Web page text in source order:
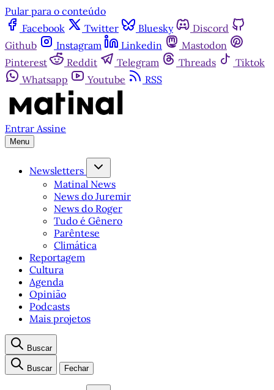
Pular para o conteúdo
Facebook
Twitter Bluesky
Discord
Github
Instagram Linkedin
Mastodon
Pinterest
Reddit Telegram Threads
Tiktok
Whatsapp
Youtube RSS
Entrar Assine
Menu
Newsletters
Matinal News
News do Juremir
News do Roger
Tudo é Gênero
Parêntese
Climática
Reportagem
Cultura
Agenda
Opinião
Podcasts
Mais projetos
Buscar
Buscar Fechar